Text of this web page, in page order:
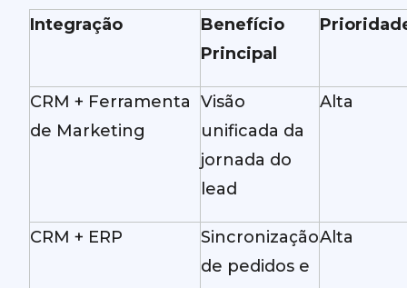
Integração
Benefício
Principal
CRM + Ferramenta
de Marketing
Visão
unificada da
jornada do
lead
Alta
CRM + ERP
Sincronização
de pedidos e
Alta